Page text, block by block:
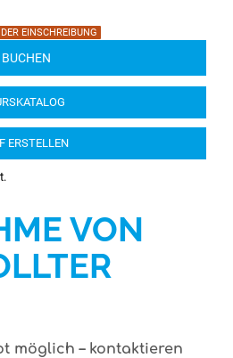
EINSCHREIBUNG
ERSTELLEN
VON
möglich – kontaktieren